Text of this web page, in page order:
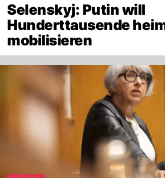
Selenskyj: Putin will
Hunderttausende
mobilisieren